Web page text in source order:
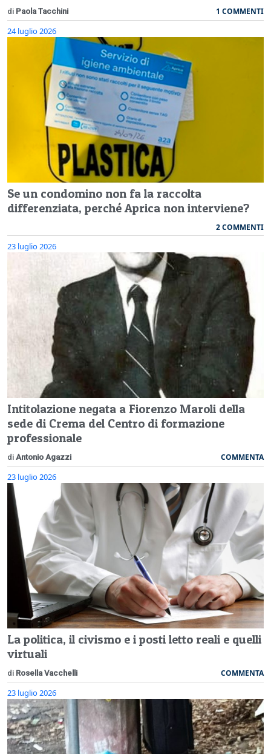
di Paola Tacchini 1 COMMENTI
24 luglio 2026
Se un condomino non fa la raccolta
differenziata, perché Aprica non interviene?
2 COMMENTI
23 luglio 2026
Intitolazione negata a Fiorenzo Maroli della
sede di Crema del Centro di formazione
professionale
di Antonio Agazzi COMMENTA
23 luglio 2026
La politica, il civismo e i posti letto reali e quelli
virtuali
di Rosella Vacchelli COMMENTA
23 luglio 2026